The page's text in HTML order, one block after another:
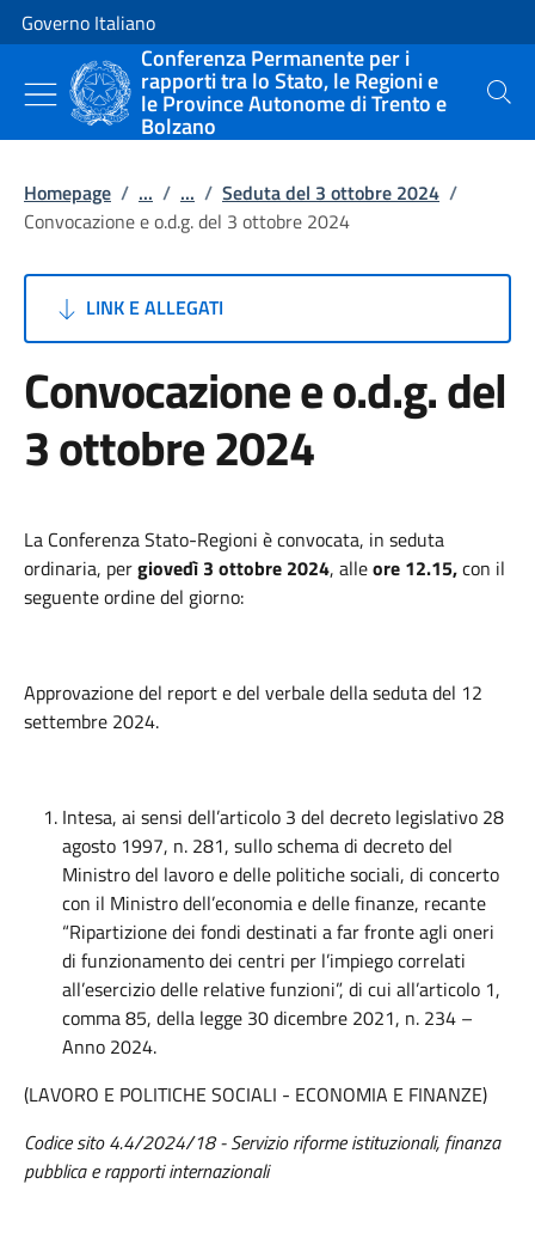
Vai al contenuto
Vai alla navigazione del sito
Governo Italiano
Conferenza Permanente per i
rapporti tra lo Stato, le Regioni e
le Province Autonome di Trento e
Bolzano
Cerca
Homepage / ... / ... / Seduta del 3 ottobre 2024 /
Convocazione e o.d.g. del 3 ottobre 2024
LINK E ALLEGATI
Convocazione e o.d.g. del
3 ottobre 2024
La Conferenza Stato-Regioni è convocata, in seduta
ordinaria, pergiovedì 3 ottobre 2024, alleore 12.15,con il
seguente ordine del giorno:
Approvazione del report e del verbale della seduta del 12
settembre 2024.
Intesa, ai sensi dell’articolo 3 del decreto legislativo 28
agosto 1997, n. 281, sullo schema di decreto del
Ministro del lavoro e delle politiche sociali, di concerto
con il Ministro dell’economia e delle finanze, recante
“Ripartizione dei fondi destinati a far fronte agli oneri
di funzionamento dei centri per l’impiego correlati
all’esercizio delle relative funzioni”, di cui all’articolo 1,
comma 85, della legge 30 dicembre 2021, n. 234 –
Anno 2024.
(LAVORO E POLITICHE SOCIALI - ECONOMIA E FINANZE)
Codice sito 4.4/2024/18 - Servizio riforme istituzionali, finanza
pubblica e rapporti internazionali